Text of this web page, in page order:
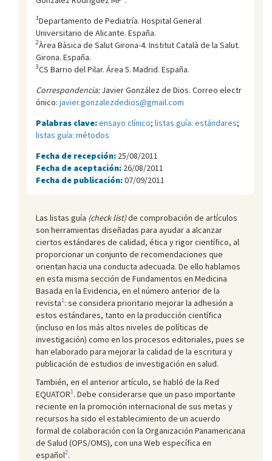
1Departamento de Pediatría. Hospital General
Universitario de Alicante. España.
2Àrea Bàsica de Salut Girona-4. Institut Català de la Salut.
Girona. España.
3CS Barrio del Pilar. Área 5. Madrid. España.
Correspondencia:Javier González de Dios. Correo electr
ónico: javier.gonzalezdedios@gmail.com
Palabras clave:ensayo clínico; listas guía: estándares;
listas guía: métodos
Fecha de recepción: 25/08/2011
Fecha de aceptación: 26/08/2011
Fecha de publicación:07/09/2011
Las listas guía (check list)de comprobación de artículos
son herramientas diseñadas para ayudar a alcanzar
ciertos estándares de calidad, ética y rigor científico, al
proporcionar un conjunto de recomendaciones que
orientan hacia una conducta adecuada. De ello hablamos
en esta misma sección de Fundamentos en Medicina
Basada en la Evidencia, en el número anterior de la
revista1: se considera prioritario mejorar la adhesión a
estos estándares, tanto en la producción científica
(incluso en los más altos niveles de políticas de
investigación) como en los procesos editoriales, pues se
han elaborado para mejorar la calidad de la escritura y
publicación de estudios de investigación en salud.
También, en el anterior artículo, se habló de la Red
EQUATOR1. Debe considerarse que un paso importante
reciente en la promoción internacional de sus metas y
recursos ha sido el establecimiento de un acuerdo
formal de colaboración con la Organización Panamericana
de Salud (OPS/OMS), con una Web específica en
español2.